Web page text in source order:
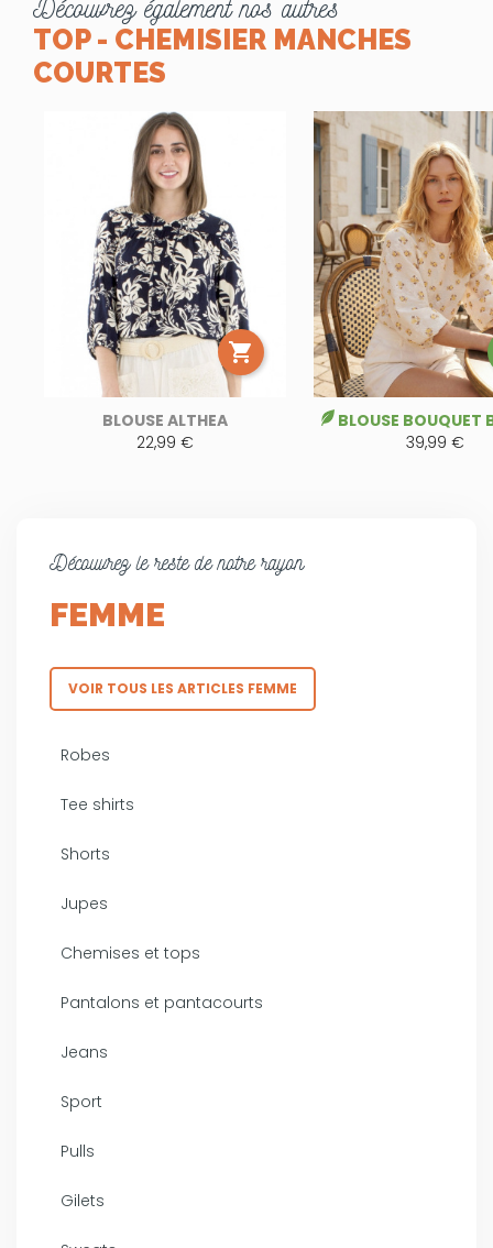
Découvrez également nos autres
TOP - CHEMISIER MANCHES
COURTES

BLOUSE ALTHEA
22,99 €
BLOUSE BOUQUET
39,99 €
Découvrez le reste de notre rayon
FEMME
VOIR TOUS LES ARTICLES FEMME
Robes
Tee shirts
Shorts
Jupes
Chemises et tops
Pantalons et pantacourts
Jeans
Sport
Pulls
Gilets